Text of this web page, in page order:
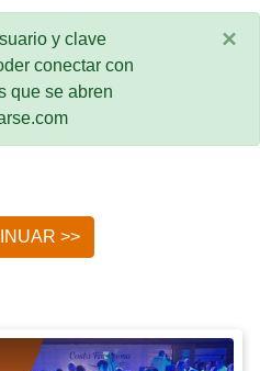
y clave
conectar con
que se abren
×
>>